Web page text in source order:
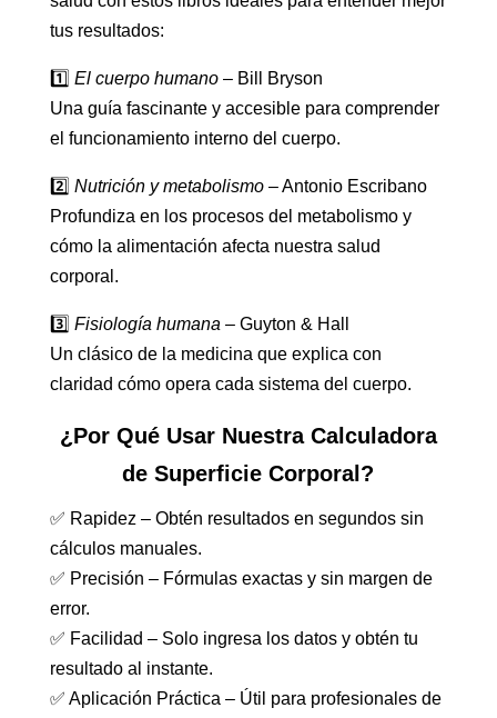
tus resultados:
1️⃣ El cuerpo humano– Bill Bryson
Una guía fascinante y accesible para comprender
el funcionamiento interno del cuerpo.
2️⃣ Nutrición y metabolismo– Antonio Escribano
Profundiza en los procesos del metabolismo y
cómo la alimentación afecta nuestra salud
corporal.
3️⃣ Fisiología humana – Guyton & Hall
Un clásico de la medicina que explica con
claridad cómo opera cada sistema del cuerpo.
¿Por Qué Usar Nuestra Calculadora
de Superficie Corporal?
✅ Rapidez – Obtén resultados en segundos sin
cálculos manuales.
✅ Precisión – Fórmulas exactas y sin margen de
error.
✅ Facilidad – Solo ingresa los datos y obtén tu
resultado al instante.
✅ Aplicación Práctica – Útil para profesionales de